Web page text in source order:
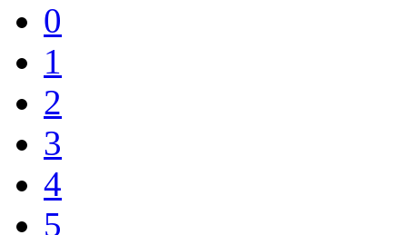
0
1
2
3
4
5